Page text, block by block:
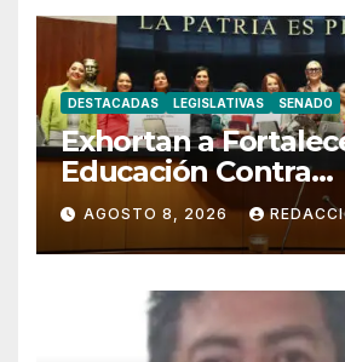
DESTACADAS LEGISLATIVAS SENADO
Exhortan a
Educación Contra
Discriminación y
Odio
AGOSTO 8, 2026